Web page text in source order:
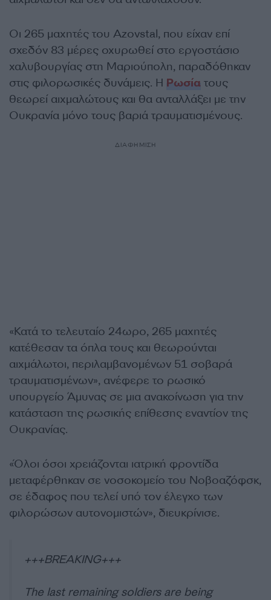
Οι 265 μαχητές του Azovstal, που είχαν επί
σχεδόν 83 μέρες οχυρωθεί στο εργοστάσιο
χαλυβουργίας στη Μαριούπολη, παραδόθηκαν
στις φιλορωσικές δυνάμεις. Η Ρωσία τους
θεωρεί αιχμαλώτους και θα ανταλλάξει με την
Ουκρανία μόνο τους βαριά τραυματισμένους.
ΔΙΑΦΗΜΙΣΗ
«Κατά το τελευταίο 24ωρο, 265 μαχητές
κατέθεσαν τα όπλα τους και θεωρούνται
αιχμάλωτοι, περιλαμβανομένων 51 σοβαρά
τραυματισμένων», ανέφερε το ρωσικό
υπουργείο Άμυνας σε μια ανακοίνωση για την
κατάσταση της ρωσικής επίθεσης εναντίον της
Ουκρανίας.
«Όλοι όσοι χρειάζονται ιατρική φροντίδα
μεταφέρθηκαν σε νοσοκομείο του Νοβοαζόφσκ,
σε έδαφος που τελεί υπό τον έλεγχο των
φιλορώσων αυτονομιστών», διευκρίνισε.
+++BREAKING+++
The last remaining soldiers are being